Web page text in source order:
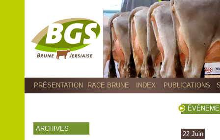
PRÉSENTATION RACE BRUNE INDEX PUBLICATIONS
ARCHIVES
22 Juin